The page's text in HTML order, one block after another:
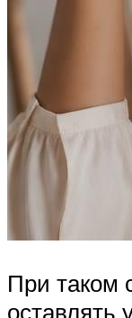
При таком
оставлять